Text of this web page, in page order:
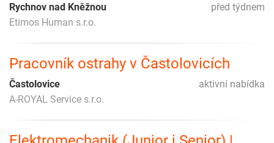
před týdnem
Rychnov nad Kněžnou
Etimos Human s.r.o.
Pracovník ostrahy v Častolovicích
aktivní nabídka
Častolovice
A-ROYAL Service s.r.o.